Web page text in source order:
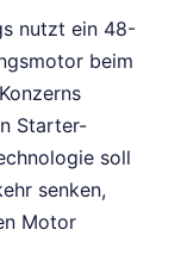
nutzt ein 48-
beim
Starter-
soll
senken,
Motor